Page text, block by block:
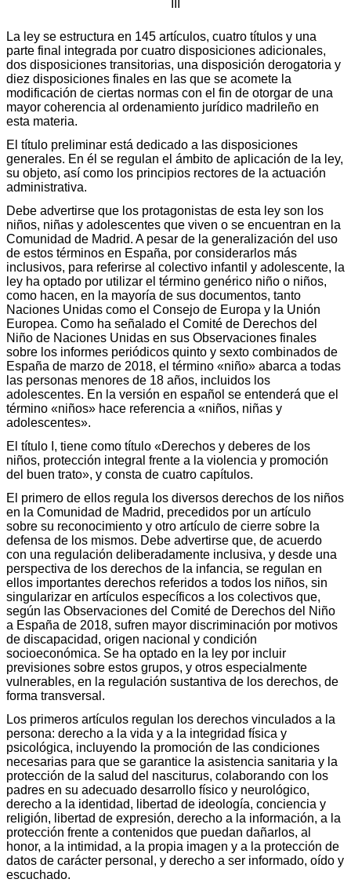
La ley se estructura en 145 artículos, cuatro títulos y una
parte final integrada por cuatro disposiciones adicionales,
dos disposiciones transitorias, una disposición derogatoria y
diez disposiciones finales en las que se acomete la
modificación de ciertas normas con el fin de otorgar de una
mayor coherencia al ordenamiento jurídico madrileño en
esta materia.
El título preliminar está dedicado a las disposiciones
generales. En él se regulan el ámbito de aplicación de la ley,
su objeto, así como los principios rectores de la actuación
administrativa.
Debe advertirse que los protagonistas de esta ley son los
niños, niñas y adolescentes que viven o se encuentran en la
Comunidad de Madrid. A pesar de la generalización del uso
de estos términos en España, por considerarlos más
inclusivos, para referirse al colectivo infantil y adolescente, la
ley ha optado por utilizar el término genérico niño o niños,
como hacen, en la mayoría de sus documentos, tanto
Naciones Unidas como el Consejo de Europa y la Unión
Europea. Como ha señalado el Comité de Derechos del
Niño de Naciones Unidas en sus Observaciones finales
sobre los informes periódicos quinto y sexto combinados de
España de marzo de 2018, el término «niño» abarca a todas
las personas menores de 18 años, incluidos los
adolescentes. En la versión en español se entenderá que el
término «niños» hace referencia a «niños, niñas y
adolescentes».
El título I, tiene como título «Derechos y deberes de los
niños, protección integral frente a la violencia y promoción
del buen trato», y consta de cuatro capítulos.
El primero de ellos regula los diversos derechos de los niños
en la Comunidad de Madrid, precedidos por un artículo
sobre su reconocimiento y otro artículo de cierre sobre la
defensa de los mismos. Debe advertirse que, de acuerdo
con una regulación deliberadamente inclusiva, y desde una
perspectiva de los derechos de la infancia, se regulan en
ellos importantes derechos referidos a todos los niños, sin
singularizar en artículos específicos a los colectivos que,
según las Observaciones del Comité de Derechos del Niño
a España de 2018, sufren mayor discriminación por motivos
de discapacidad, origen nacional y condición
socioeconómica. Se ha optado en la ley por incluir
previsiones sobre estos grupos, y otros especialmente
vulnerables, en la regulación sustantiva de los derechos, de
forma transversal.
Los primeros artículos regulan los derechos vinculados a la
persona: derecho a la vida y a la integridad física y
psicológica, incluyendo la promoción de las condiciones
necesarias para que se garantice la asistencia sanitaria y la
protección de la salud del nasciturus, colaborando con los
padres en su adecuado desarrollo físico y neurológico,
derecho a la identidad, libertad de ideología, conciencia y
religión, libertad de expresión, derecho a la información, a la
protección frente a contenidos que puedan dañarlos, al
honor, a la intimidad, a la propia imagen y a la protección de
datos de carácter personal, y derecho a ser informado, oído y
escuchado.